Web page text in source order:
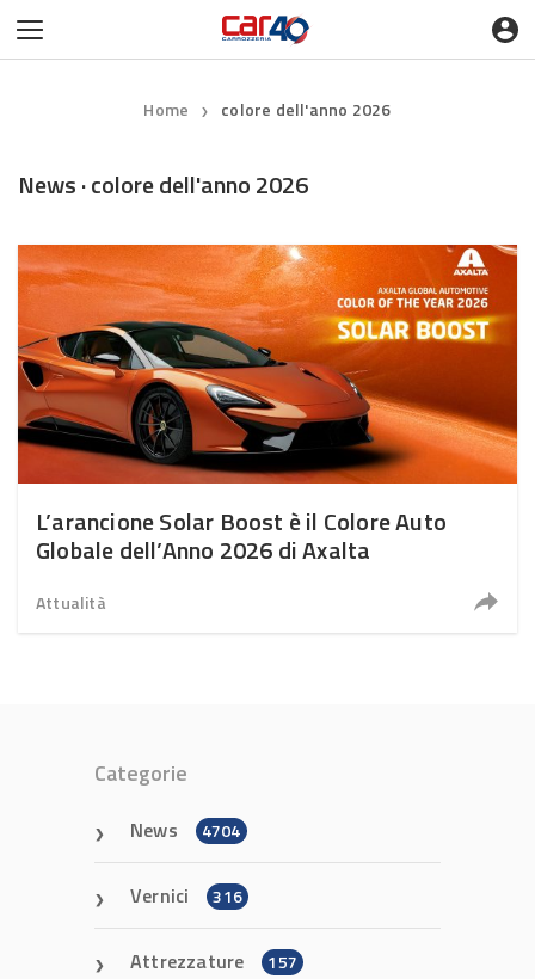
Home ❯ colore dell'anno 2026
News · colore dell'anno 2026
L’arancione Solar Boost è il Colore Auto
Globale dell’Anno 2026 di Axalta
Attualità
Categorie
News 4704
Vernici 316
Attrezzature 157